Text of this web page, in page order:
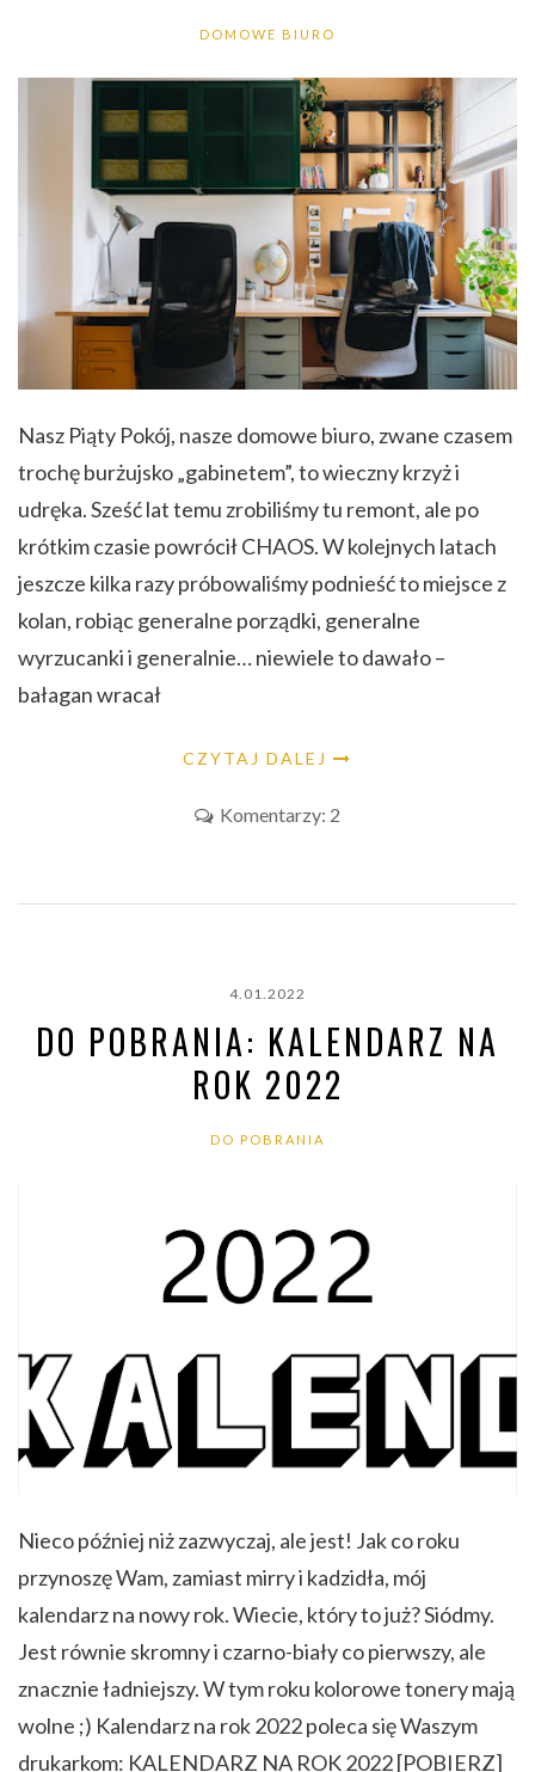
DOMOWE BIURO
Nasz Piąty Pokój, nasze domowe biuro, zwane czasem
trochę burżujsko „gabinetem”, to wieczny krzyż i
udręka. Sześć lat temu zrobiliśmy tu remont, ale po
krótkim czasie powrócił CHAOS. W kolejnych latach
jeszcze kilka razy próbowaliśmy podnieść to miejsce z
kolan, robiąc generalne porządki, generalne
wyrzucanki i generalnie… niewiele to dawało –
bałagan wracał
CZYTAJ DALEJ
Komentarzy: 2
4.01.2022
DO POBRANIA: KALENDARZ NA
ROK 2022
DO POBRANIA
Nieco później niż zazwyczaj, ale jest! Jak co roku
przynoszę Wam, zamiast mirry i kadzidła, mój
kalendarz na nowy rok. Wiecie, który to już? Siódmy.
Jest równie skromny i czarno-biały co pierwszy, ale
znacznie ładniejszy. W tym roku kolorowe tonery mają
wolne ;) Kalendarz na rok 2022 poleca się Waszym
drukarkom: KALENDARZ NA ROK 2022 [POBIERZ]